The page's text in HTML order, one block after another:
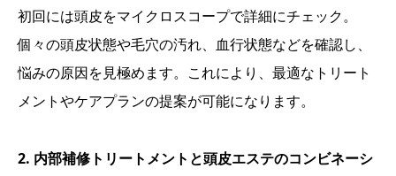
初回には頭皮をマイクロスコープで詳細にチェック。
個々の頭皮状態や毛穴の汚れ、血行状態などを確認し、
悩みの原因を見極めます。これにより、最適なトリート
メントやケアプランの提案が可能になります。
2. 内部補修トリートメントと頭皮エステのコンビネーシ